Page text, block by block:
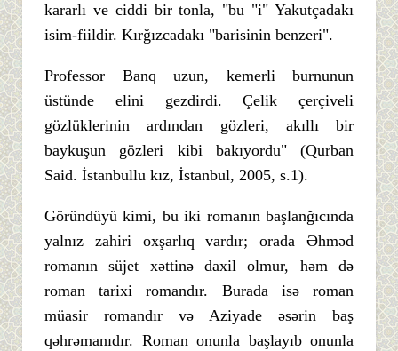
kararlı ve ciddi bir tonla, "bu "i" Yakutçadakı
isim-fiildir. Kırğızcadakı "barisinin benzeri".
Professor Banq uzun, kemerli burnunun
üstünde elini gezdirdi. Çelik çerçiveli
gözlüklerinin ardından gözleri, akıllı bir
baykuşun gözleri kibi bakıyordu" (Qurban
Said. İstanbullu kız, İstanbul, 2005, s.1).
Göründüyü kimi, bu iki romanın başlanğıcında
yalnız zahiri oxşarlıq vardır; orada Əhməd
romanın süjet xəttinə daxil olmur, həm də
roman tarixi romandır. Burada isə roman
müasir romandır və Aziyade əsərin baş
qəhrəmanıdır. Roman onunla başlayıb onunla